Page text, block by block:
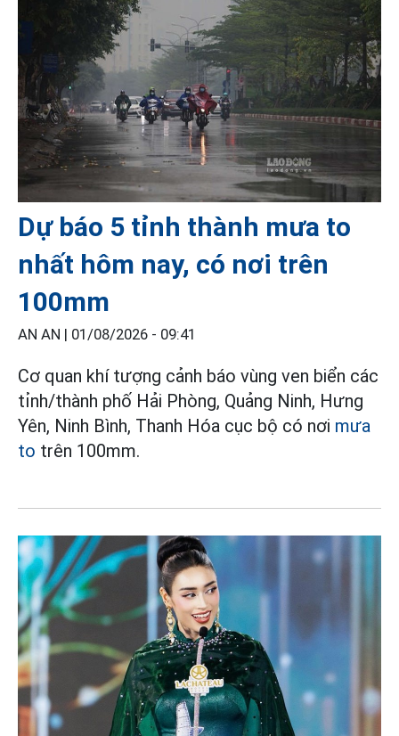
Dự báo 5 tỉnh thành mưa to
nhất hôm nay, có nơi trên
100mm
AN AN | 01/08/2026 - 09:41
Cơ quan khí tượng cảnh báo vùng ven biển các
tỉnh/thành phố Hải Phòng, Quảng Ninh, Hưng
Yên, Ninh Bình, Thanh Hóa cục bộ có nơi mưa
to trên 100mm.